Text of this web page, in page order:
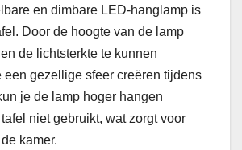
en dimbare LED-hanglamp is
Door de hoogte van de lamp
de lichtsterkte te kunnen
een gezellige sfeer creëren tijdens
je de lamp hoger hangen
niet gebruikt, wat zorgt voor
kamer.